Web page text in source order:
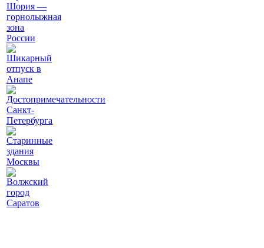
Шория —
горнолыжная
зона
России
Шикарный
отпуск в
Анапе
Достопримечательности
Санкт-
Петербурга
Старинные
здания
Москвы
Волжский
город
Саратов